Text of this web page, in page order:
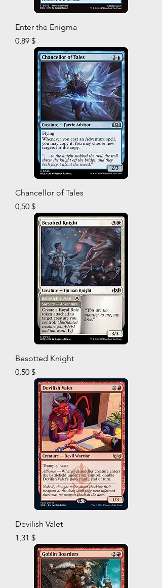
Enter the Enigma
Prix
0,89 $
Chancellor of Tales
Prix
0,50 $
Besotted Knight
Prix
0,50 $
Devilish Valet
Prix
1,31 $